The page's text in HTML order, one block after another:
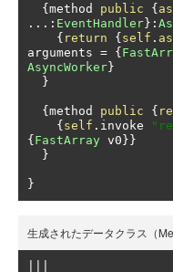
{method public {
...: EventHandler}:
{ return {self .
arguments = {
AsyncWorker}
}
{method public {
{self . invoke
{FastArray v0}}
}
}
生成されたデータクラス（